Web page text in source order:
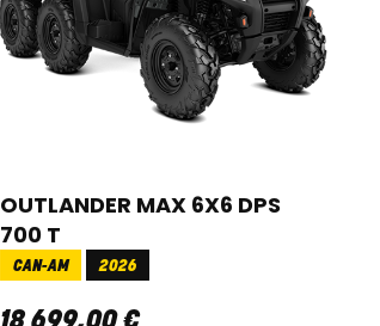
OUTLANDER MAX 6X6 DPS
700 T
CAN-AM 2026